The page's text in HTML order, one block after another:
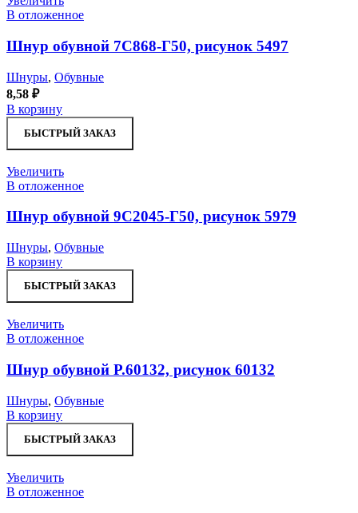
В отложенное
Шнур обувной 7С868-Г50, рисунок 5497
Шнуры, Обувные
8,58 ₽
В корзину
БЫСТРЫЙ ЗАКАЗ
Увеличить
В отложенное
Шнур обувной 9С2045-Г50, рисунок 5979
Шнуры, Обувные
В корзину
БЫСТРЫЙ ЗАКАЗ
Увеличить
В отложенное
Шнур обувной Р.60132, рисунок 60132
Шнуры, Обувные
В корзину
БЫСТРЫЙ ЗАКАЗ
Увеличить
В отложенное